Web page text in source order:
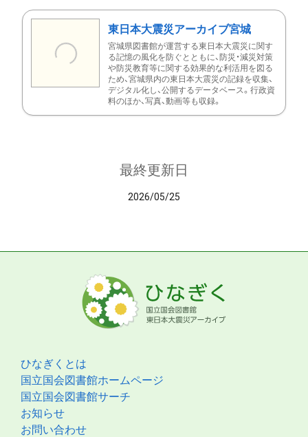
東日本大震災アーカイブ宮城
宮城県図書館が運営する東日本大震災に関す
る記憶の風化を防ぐとともに、防災・減災対策
や防災教育等に関する効果的な利活用を図る
ため、宮城県内の東日本大震災の記録を収集、
デジタル化し、公開するデータベース。行政資
料のほか、写真、動画等も収録。
最終更新日
2026/05/25
ひなぎくとは
国立国会図書館ホームページ
国立国会図書館サーチ
お知らせ
お問い合わせ